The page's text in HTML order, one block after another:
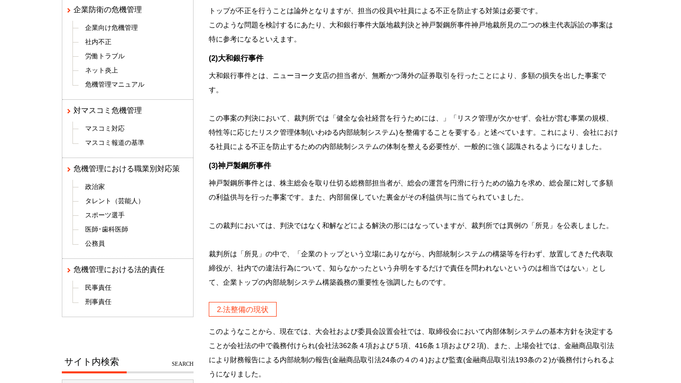
トップが不正を行うことは論外となりますが、担当の役員や社員による不正を防止する対策は必要です。
このような問題を検討するにあたり、大和銀行事件大阪地裁判決と神戸製鋼所事件神戸地裁所見の二つの株主代表訴訟の事案は
特に参考になるといえます。
(2)大和銀行事件
大和銀行事件とは、ニューヨーク支店の担当者が、無断かつ薄外の証券取引を行ったことにより、多額の損失を出した事案で
す。
この事案の判決において、裁判所では「健全な会社経営を行うためには、」「リスク管理が欠かせず、会社が営む事業の規模、
特性等に応じたリスク管理体制(いわゆる内部統制システム)を整備することを要する」と述べています。これにより、会社におけ
る社員による不正を防止するための内部統制システムの体制を整える必要性が、一般的に強く認識されるようになりました。
(3)神戸製鋼所事件
神戸製鋼所事件とは、株主総会を取り仕切る総務部担当者が、総会の運営を円滑に行うための協力を求め、総会屋に対して多額
の利益供与を行った事案です。また、内部留保していた裏金がその利益供与に当てられていました。
この裁判においては、判決ではなく和解などによる解決の形にはなっていますが、裁判所では異例の「所見」を公表しました。
裁判所は「所見」の中で、「企業のトップという立場にありながら、内部統制システムの構築等を行わず、放置してきた代表取
締役が、社内での違法行為について、知らなかったという弁明をするだけで責任を問われないというのは相当ではない」とし
て、企業トップの内部統制システム構築義務の重要性を強調したものです。
2.法整備の現状
このようなことから、現在では、大会社および委員会設置会社では、取締役会において内部体制システムの基本方針を決定する
ことが会社法の中で義務付けられ(会社法362条４項および５項、416条１項および２項)、また、上場会社では、金融商品取引法
により財務報告による内部統制の報告(金融商品取引法24条の４の４)および監査(金融商品取引法193条の２)が義務付けられるよ
うになりました。
企業防衛の危機管理
企業向け危機管理
社内不正
労働トラブル
ネット炎上
危機管理マニュアル
対マスコミ危機管理
マスコミ対応
マスコミ報道の基準
危機管理における職業別対応策
政治家
タレント（芸能人）
スポーツ選手
医師･歯科医師
公務員
危機管理における法的責任
民事責任
刑事責任
サイト内検索 SEARCH